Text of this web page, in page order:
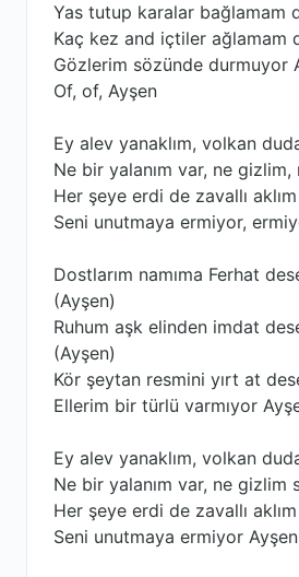
Yas tutup karalar bağlamam
Kaç kez and içtiler ağlamam
Gözlerim sözünde durmuyor
Of, of, Ayşen
Ey alev yanaklım, volkan
Ne bir yalanım var, ne gizlim,
Her şeye erdi de zavallı aklım
Seni unutmaya ermiyor,
Dostlarım namıma Ferhat
(Ayşen)
Ruhum aşk elinden imdat
(Ayşen)
Kör şeytan resmini yırt at
Ellerim bir türlü varmıyor
Ey alev yanaklım, volkan
Ne bir yalanım var, ne gizlim
Her şeye erdi de zavallı aklım
Seni unutmaya ermiyor Ayşen